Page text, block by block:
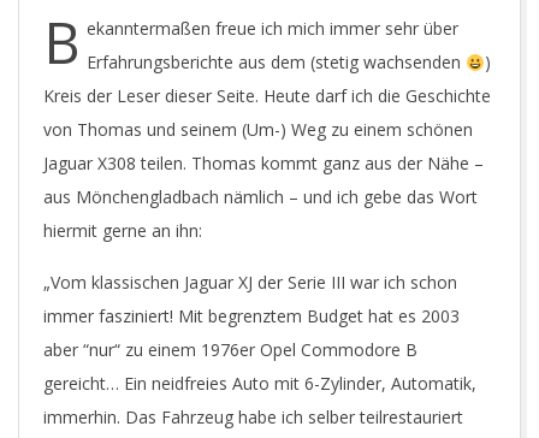
B ekanntermaßen freue ich mich immer sehr über
Erfahrungsberichte aus dem (stetig wachsenden
)
Kreis der Leser dieser Seite. Heute darf ich die Geschichte
von Thomas und seinem (Um-) Weg zu einem schönen
Jaguar X308 teilen. Thomas kommt ganz aus der Nähe –
aus Mönchengladbach nämlich – und ich gebe das Wort
hiermit gerne an ihn:
„Vom klassischen Jaguar XJ der Serie III war ich schon
immer fasziniert! Mit begrenztem Budget hat es 2003
aber “nur“ zu einem 1976er Opel Commodore B
gereicht… Ein neidfreies Auto mit 6-Zylinder, Automatik,
immerhin. Das Fahrzeug habe ich selber teilrestauriert